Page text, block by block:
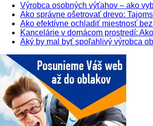
Výrobca osobných výťahov – ako
Ako správne ošetrovať drevo:
Ako efektívne ochladiť miestnosť
Kancelárie v domácom prostredí:
Aký by mal byť spoľahlivý výrobca